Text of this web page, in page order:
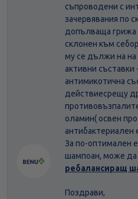
съпроводени с
зачервявания по
допълваща грижа
склонен към
му се дължи на на
активни
антимикотична
действиесрещу
оламин( освен
антибактериален
За по-оптимален
шампоан, може да
ребалансиращ
Поздрави,